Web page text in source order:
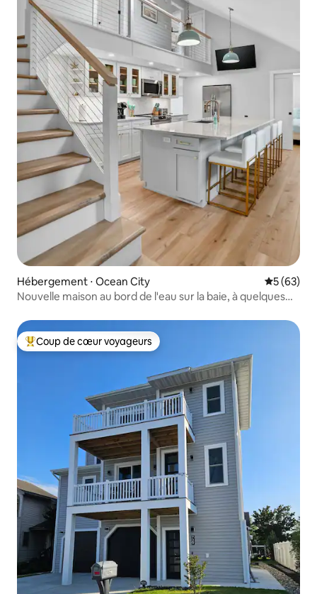
Hébergement ⋅ Ocean City
5 (63)
Nouvelle maison au bord de l'eau sur la baie, à quelques
Coups de cœur voyageurs les plus appréciés
Coup de cœur voyageurs